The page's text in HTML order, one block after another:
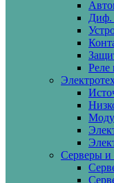
Диф.
Реле
Серверы и